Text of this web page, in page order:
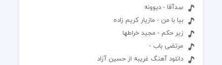
سِدآقا - دیوونه
بیا با من - مازیار کریم زاده
زیر حکم - مجید خراطها
مرتضی باب -
دانلود آهنگ غریبه از حسین آزاد